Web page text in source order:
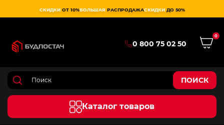
СКИДКИ ОТ 10%БОЛЬШАЯ РАСПРОДАЖАСКИДКИ ДО 50%
0 800 75 02 50
0
ПОИСК
Каталог товаров